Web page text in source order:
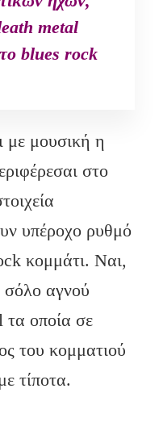
metal
blues rock
με μουσική η
στο
υπέροχο ρυθμό
κομμάτι. Ναι,
αγνού
τα οποία σε
του κομματιού
τίποτα.